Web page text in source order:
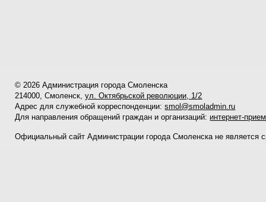
© 2026 Администрация города Смоленска
214000, Смоленск,ул. Октябрьской революции, 1/2
Адрес для служебной корреспонденции:smol@smoladmin.ru
Для направления обращений граждан и организаций: интернет-
Официальный сайт Администрации города Смоленска не является